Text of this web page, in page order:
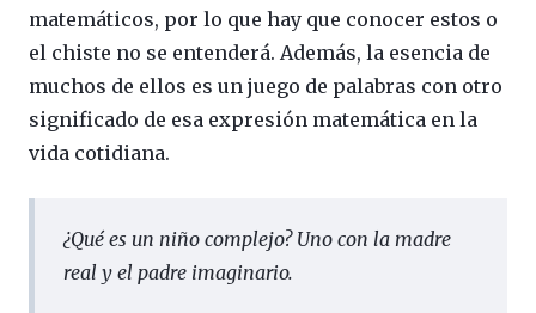
matemáticos, por lo que hay que conocer estos o
el chiste no se entenderá. Además, la esencia de
muchos de ellos es un juego de palabras con otro
significado de esa expresión matemática en la
vida cotidiana.
¿Qué es un niño complejo? Uno con la madre
real y el padre imaginario.